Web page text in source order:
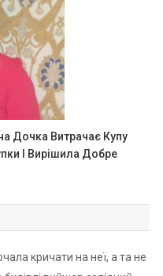
Дочка Витрачає Купу
І Вирішила Добре
кричати на неї, а та не